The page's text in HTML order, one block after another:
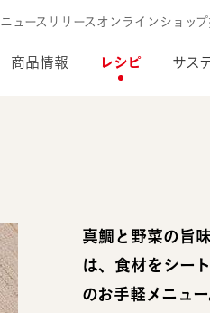
商品情報 レシピ サス
ニュースリリースオンラインショップ
真鯛と野菜の旨
は、食材をシー
のお手軽メニュ